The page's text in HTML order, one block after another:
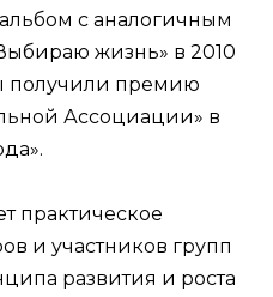
с аналогичным
жизнь» в 2010
получили премию
Ассоциации» в
практическое
и участников групп
развития и роста